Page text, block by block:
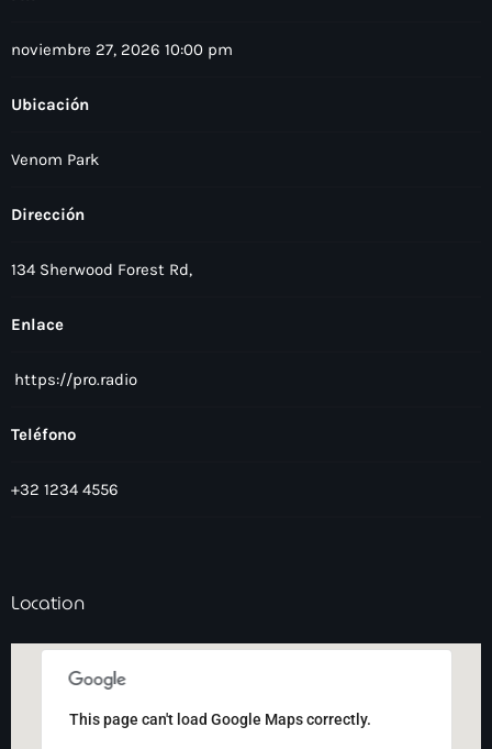
noviembre 27, 2026 10:00 pm
Ubicación
Venom Park
Dirección
134 Sherwood Forest Rd,
Enlace
https://pro.radio
Teléfono
+32 1234 4556
Location
This page can't load Google Maps correctly.
This page can't load Google Maps correctly.